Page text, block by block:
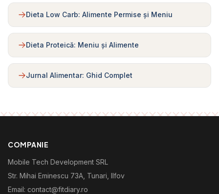
Dieta Low Carb: Alimente Permise și Meniu
Dieta Proteică: Meniu și Alimente
Jurnal Alimentar: Ghid Complet
COMPANIE
Mobile Tech Development SRL
Str. Mihai Eminescu 73A, Tunari, Ilfov
Email: contact@fitdiary.ro